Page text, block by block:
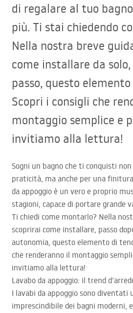
di regalare al tuo
più. Ti stai chiedendo
Nella nostra breve
come installare da solo,
passo, questo
Scopri i consigli che
montaggio semplice e
invitiamo alla lettura!
Sogni un bagno che ti conquisti
praticità, ma anche per una
da appoggio è un vero e proprio
stagioni, capace di portare grande
Ti chiedi come montarlo? Nella
scoprirai come installare, passo
autonomia, questo elemento di
che renderanno il montaggio
invitiamo alla lettura!
Lavabo da appoggio: il trend
I lavabi da appoggio sono diventati
imprescindibile dei bagni moderni,